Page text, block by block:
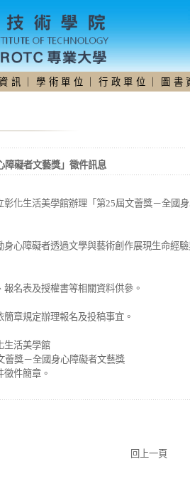
訊 學 術 單 位 ｜行 政 單 位 圖 書
障礙者文藝獎」徵件訊息
彰化生活美學館辦理「第25屆文薈獎－全國
身心障礙者透過文學與藝術創作展現生命經
報名表及授權書等相關資料供參。
簡章規定辦理報名及投稿事宜。
生活美學館
薈獎－全國身心障礙者文藝獎
件簡章。
回上一頁